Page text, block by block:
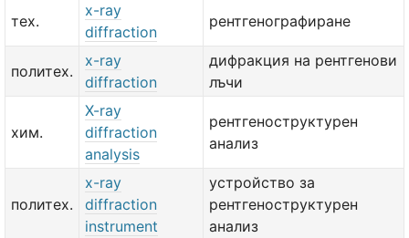
тех.
x-ray
diffraction
рентгенографиране
политех.
x-ray
diffraction
дифракция на рентгенови
лъчи
хим.
X-ray
diffraction
analysis
рентгеноструктурен
анализ
политех.
x-ray
diffraction
instrument
устройство за
рентгеноструктурен
анализ